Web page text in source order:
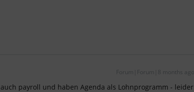
Forum|Forum|8 months ago
payroll und haben Agenda als Lohnprogramm - leider